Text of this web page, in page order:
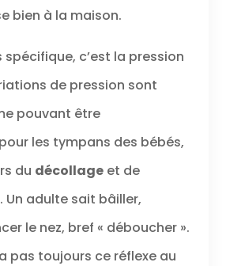
bien à la maison.
spécifique, c’est la pression
de pression sont
pouvant être
les tympans des bébés,
du décollageet de
. Un adulte sait bâiller,
le nez, bref « déboucher ».
pas toujours ce réflexe au